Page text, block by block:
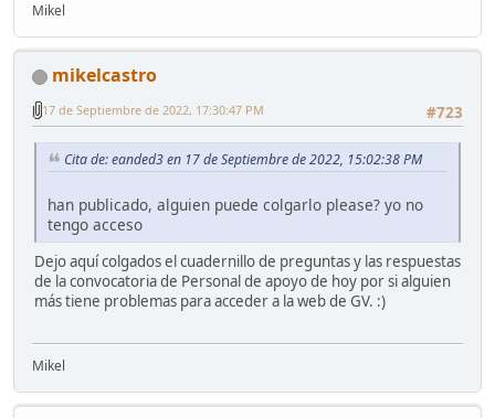
Mikel
mikelcastro
#723
17 de Septiembre de 2022, 17:30:47 PM
Cita de: eanded3 en 17 de Septiembre de 2022, 15:02:38 PM
han publicado, alguien puede colgarlo please? yo no
tengo acceso
Dejo aquí colgados el cuadernillo de preguntas y las respuestas
de la convocatoria de Personal de apoyo de hoy por si alguien
más tiene problemas para acceder a la web de GV. :)
Mikel